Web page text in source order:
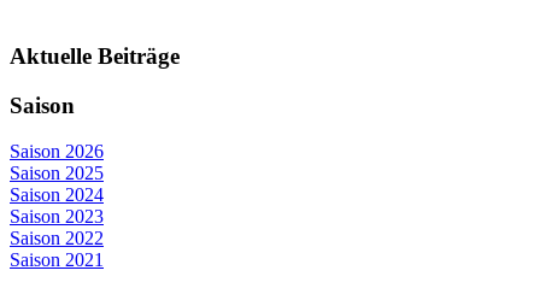
Aktuelle Beiträge
Saison
Saison 2026
Saison 2025
Saison 2024
Saison 2023
Saison 2022
Saison 2021